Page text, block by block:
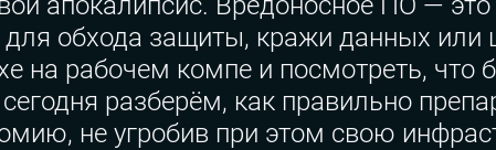
для обхода защиты, кражи данных
на рабочем компе и посмотреть, что
разберём, как правильно
не угробив при этом свою